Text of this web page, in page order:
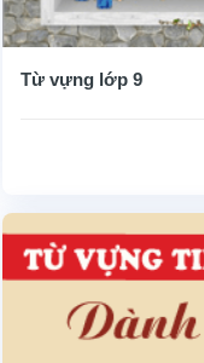
Từ vựng lớp 9